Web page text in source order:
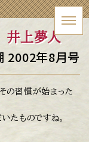
上夢人
2002年8月号
の習慣が始まった
たものですね。